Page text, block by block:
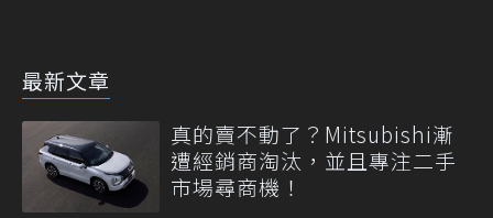
最新文章
真的賣不動了？Mitsubishi漸
遭經銷商淘汰，並且專注二手
市場尋商機！